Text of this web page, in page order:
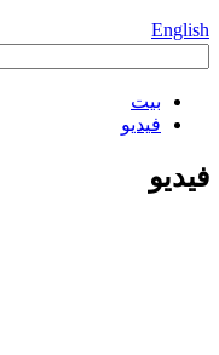
English
بيت
فيديو
فيديو